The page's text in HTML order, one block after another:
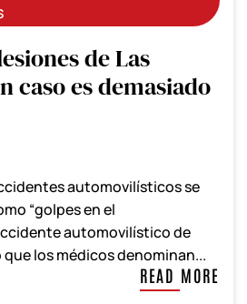
de Las
caso es demasiado
automovilísticos se
“golpes en el
automovilístico de
los médicos denominan...
READ MORE